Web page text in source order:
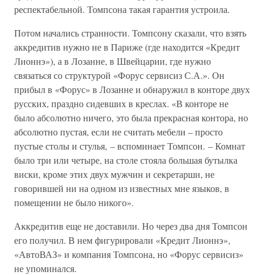
респектабельной. Томпсона такая гарантия устроила.
Потом начались странности. Томпсону сказали, что взять
аккредитив нужно не в Париже (где находится «Кредит
Лионнэ»), а в Лозанне, в Швейцарии, где нужно
связаться со структурой «Форус сервисиз С.А.». Он
прибыл в «Форус» в Лозанне и обнаружил в конторе двух
русских, праздно сидевших в креслах. «В конторе не
было абсолютно ничего, это была прекрасная контора, но
абсолютно пустая, если не считать мебели – просто
пустые столы и стулья, – вспоминает Томпсон. – Комнат
было три или четыре, на столе стояла большая бутылка
виски, кроме этих двух мужчин и секретарши, не
говорившей ни на одном из известных мне языков, в
помещении не было никого».
Аккредитив еще не доставили. Но через два дня Томпсон
его получил. В нем фигурировали «Кредит Лионнэ»,
«АвтоВАЗ» и компания Томпсона, но «Форус сервисиз»
не упоминался.